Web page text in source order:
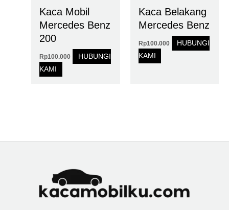
Kaca Mobil
Mercedes Benz
200
Rp100.000
HUBUNGI
KAMI
Kaca Belakang
Mercedes Benz
Rp100.000
HUBUNGI
KAMI